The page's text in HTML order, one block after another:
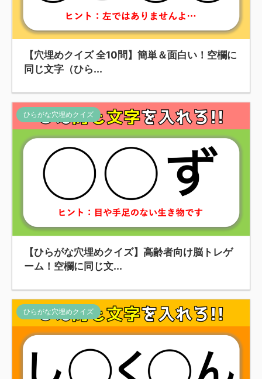
【穴埋めクイズ 全10問】簡単＆面白い！空欄に
同じ文字（ひら...
ひらがな穴埋めクイズ
【ひらがな穴埋めクイズ】高齢者向け脳トレゲ
ーム！空欄に同じ文...
ひらがな穴埋めクイズ